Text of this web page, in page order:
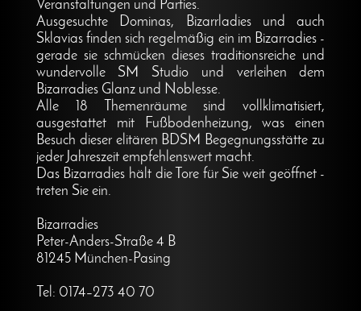
Veranstaltungen und Parties.
Ausgesuchte Dominas, Bizarrladies und auch
Sklavias finden sich regelmäßig ein im Bizarradies -
gerade sie schmücken dieses traditionsreiche und
wundervolle SM Studio und verleihen dem
Bizarradies Glanz und Noblesse.
Alle 18 Themenräume sind vollklimatisiert,
ausgestattet mit Fußbodenheizung, was einen
Besuch dieser elitären BDSM Begegnungsstätte zu
jeder Jahreszeit empfehlenswert macht.
Das Bizarradies hält die Tore für Sie weit geöffnet -
treten Sie ein.
Bizarradies
Peter-Anders-Straße 4 B
81245 München-Pasing
Tel: 0174–273 40 70